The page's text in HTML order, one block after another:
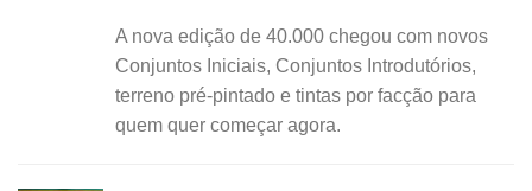
A nova edição de 40.000 chegou com novos
Conjuntos Iniciais, Conjuntos Introdutórios,
terreno pré-pintado e tintas por facção para
quem quer começar agora.